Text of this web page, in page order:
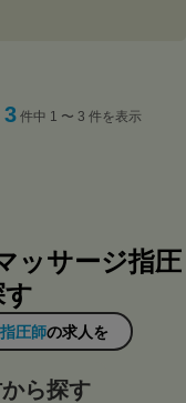
3 件中 1 〜 3 件を表示
ッサージ指圧
圧師の求人を
ら探す